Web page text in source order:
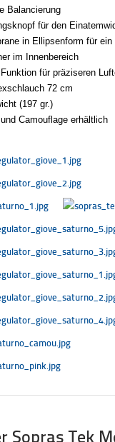
Balancierung
für den
in Ellipsenform für
im Innenbereich
für präziseren
72 cm
(197 gr.)
Camouflage erhältlich
Sopras Tek